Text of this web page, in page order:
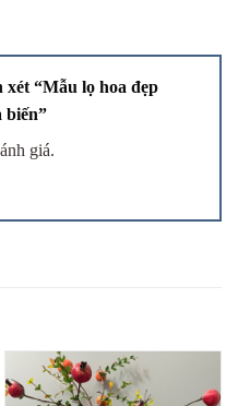
“Mẫu lọ hoa đẹp
biến”
giá.